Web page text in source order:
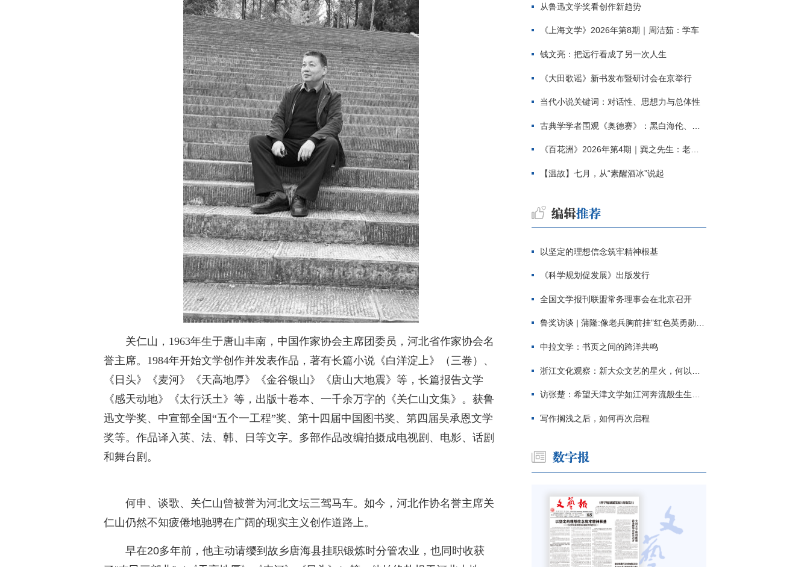
关仁山，1963年生于唐山丰南，中国作家协会主席团委员，河北省作家协会名
誉主席。1984年开始文学创作并发表作品，著有长篇小说《白洋淀上》（三卷）、
《日头》《麦河》《天高地厚》《金谷银山》《唐山大地震》等，长篇报告文学
《感天动地》《太行沃土》等，出版十卷本、一千余万字的《关仁山文集》。获鲁
迅文学奖、中宣部全国“五个一工程”奖、第十四届中国图书奖、第四届吴承恩文学
奖等。作品译入英、法、韩、日等文字。多部作品改编拍摄成电视剧、电影、话剧
和舞台剧。
何申、谈歌、关仁山曾被誉为河北文坛三驾马车。如今，河北作协名誉主席关
仁山仍然不知疲倦地驰骋在广阔的现实主义创作道路上。
早在20多年前，他主动请缨到故乡唐海县挂职锻炼时分管农业，也同时收获
从鲁迅文学奖看创作新趋势
《上海文学》2026年第8期｜周洁茹：学车
钱文亮：把远行看成了另一次人生
《大田歌谣》新书发布暨研讨会在京举行
当代小说关键词：对话性、思想力与总体性
古典学学者围观《奥德赛》：黑白海伦、佩涅罗佩的别针与神秘入侵者
《百花洲》2026年第4期｜巽之先生：老兵朱向前侧记三题
【温故】七月，从“素醒酒冰”说起
以坚定的理想信念筑牢精神根基
《科学规划促发展》出版发行
全国文学报刊联盟常务理事会在北京召开
鲁奖访谈 | 蒲隆:像老兵胸前挂"红色英勇勋章"
中拉文学：书页之间的跨洋共鸣
浙江文化观察：新大众文艺的星火，何以燎原？
访张楚：希望天津文学如江河奔流般生生不息
写作搁浅之后，如何再次启程